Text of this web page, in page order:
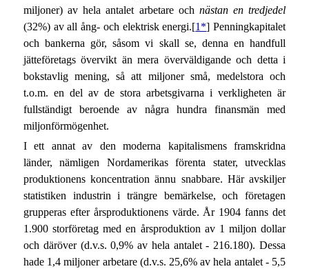
miljoner) av hela antalet arbetare och nästan en tredjedel
(32%) av all ång- och elektrisk energi.[1*] Penningkapitalet
och bankerna gör, såsom vi skall se, denna en handfull
jätteföretags övervikt än mera överväldigande och detta i
bokstavlig mening, så att miljoner små, medelstora och
t.o.m. en del av de stora arbetsgivarna i verkligheten är
fullständigt beroende av några hundra finansmän med
miljonförmögenhet.
I ett annat av den moderna kapitalismens framskridna
länder, nämligen Nordamerikas förenta stater, utvecklas
produktionens koncentration ännu snabbare. Här avskiljer
statistiken industrin i trängre bemärkelse, och företagen
grupperas efter årsproduktionens värde. År 1904 fanns det
1.900 storföretag med en årsproduktion av 1 miljon dollar
och däröver (d.v.s. 0,9% av hela antalet - 216.180). Dessa
hade 1,4 miljoner arbetare (d.v.s. 25,6% av hela antalet - 5,5